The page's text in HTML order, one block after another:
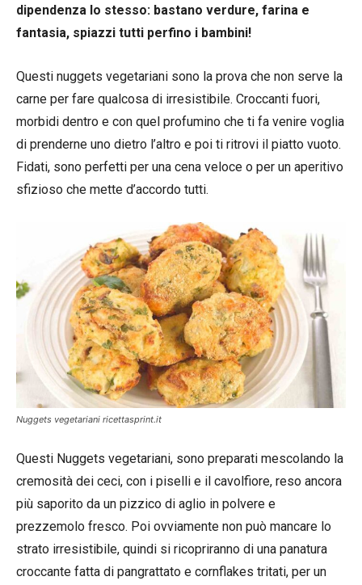
dipendenza lo stesso: bastano verdure, farina e
fantasia, spiazzi tutti perfino i bambini!
Questi nuggets vegetariani sono la prova che non serve la
carne per fare qualcosa di irresistibile. Croccanti fuori,
morbidi dentro e con quel profumino che ti fa venire voglia
di prenderne uno dietro l’altro e poi ti ritrovi il piatto vuoto.
Fidati, sono perfetti per una cena veloce o per un aperitivo
sfizioso che mette d’accordo tutti.
Nuggets vegetariani ricettasprint.it
Questi Nuggets vegetariani, sono preparati mescolando la
cremosità dei ceci, con i piselli e il cavolfiore, reso ancora
più saporito da un pizzico di aglio in polvere e
prezzemolo fresco. Poi ovviamente non può mancare lo
strato irresistibile, quindi si ricopriranno di una panatura
croccante fatta di pangrattato e cornflakes tritati, per un